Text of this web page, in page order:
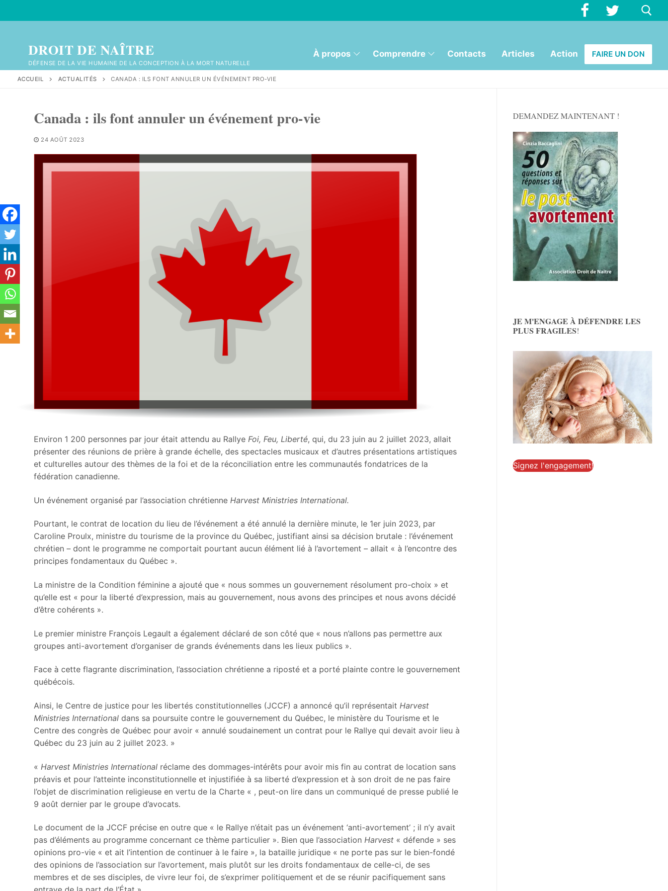
Rechercher :
DROIT DE NAÎTRE
DÉFENSE DE LA VIE HUMAINE DE LA CONCEPTION À LA MORT NATURELLE
À propos Comprendre Contacts Articles Action FAIRE UN DON
ACCUEIL ACTUALITÉS CANADA : ILS FONT ANNULER UN ÉVÉNEMENT PRO-VIE
Canada : ils font annuler un événement pro-vie
24 AOÛT 2023
Environ 1 200 personnes par jour était attendu au Rallye Foi, Feu, Liberté, qui, du 23 juin au 2 juillet 2023, allait
présenter des réunions de prière à grande échelle, des spectacles musicaux et d’autres présentations artistiques
et culturelles autour des thèmes de la foi et de la réconciliation entre les communautés fondatrices de la
fédération canadienne.
Un événement organisé par l’association chrétienne Harvest Ministries International.
Pourtant, le contrat de location du lieu de l’événement a été annulé la dernière minute, le 1er juin 2023, par
Caroline Proulx, ministre du tourisme de la province du Québec, justifiant ainsi sa décision brutale : l’événement
chrétien – dont le programme ne comportait pourtant aucun élément lié à l’avortement – allait « à l’encontre des
principes fondamentaux du Québec ».
La ministre de la Condition féminine a ajouté que « nous sommes un gouvernement résolument pro-choix » et
qu’elle est « pour la liberté d’expression, mais au gouvernement, nous avons des principes et nous avons décidé
d’être cohérents ».
Le premier ministre François Legault a également déclaré de son côté que « nous n’allons pas permettre aux
groupes anti-avortement d’organiser de grands événements dans les lieux publics ».
Face à cette flagrante discrimination, l’association chrétienne a riposté et a porté plainte contre le gouvernement
québécois.
Ainsi, le Centre de justice pour les libertés constitutionnelles (JCCF) a annoncé qu’il représentait Harvest
Ministries International dans sa poursuite contre le gouvernement du Québec, le ministère du Tourisme et le
Centre des congrès de Québec pour avoir « annulé soudainement un contrat pour le Rallye qui devait avoir lieu à
Québec du 23 juin au 2 juillet 2023. »
« Harvest Ministries International réclame des dommages-intérêts pour avoir mis fin au contrat de location sans
préavis et pour l’atteinte inconstitutionnelle et injustifiée à sa liberté d’expression et à son droit de ne pas faire
l’objet de discrimination religieuse en vertu de la Charte « , peut-on lire dans un communiqué de presse publié le
9 août dernier par le groupe d’avocats.
Le document de la JCCF précise en outre que « le Rallye n’était pas un événement ‘anti-avortement’ ; il n’y avait
pas d’éléments au programme concernant ce thème particulier ». Bien que l’association Harvest « défende » ses
opinions pro-vie « et ait l’intention de continuer à le faire », la bataille juridique « ne porte pas sur le bien-fondé
des opinions de l’association sur l’avortement, mais plutôt sur les droits fondamentaux de celle-ci, de ses
membres et de ses disciples, de vivre leur foi, de s’exprimer politiquement et de se réunir pacifiquement sans
DEMANDEZ MAINTENANT !
JE M'ENGAGE À DÉFENDRE LES
PLUS FRAGILES!
Signez l'engagement!